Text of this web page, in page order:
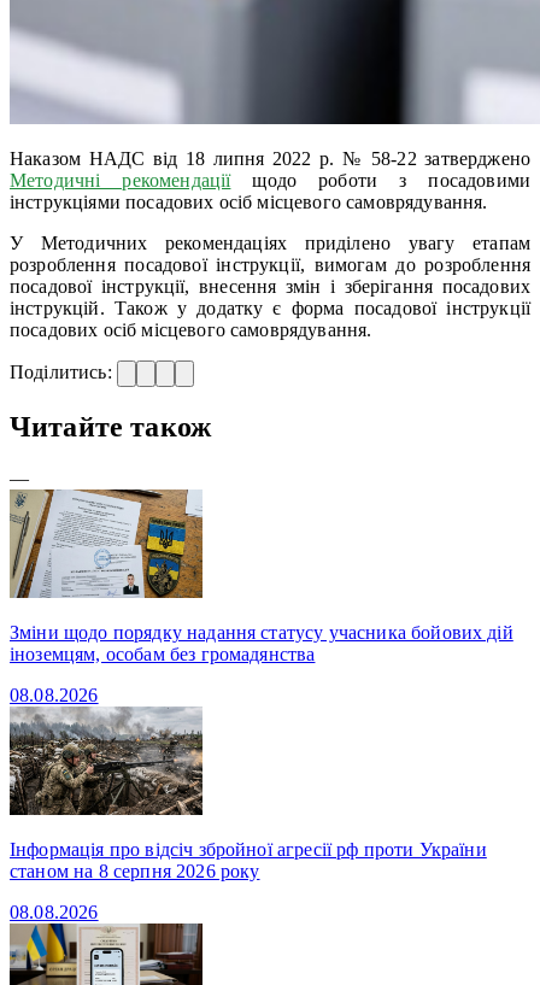
Наказом НАДС від 18 липня 2022 р. № 58-22 затверджено
Методичні рекомендаціїщодо роботи з посадовими
інструкціями посадових осіб місцевого самоврядування.
У Методичних рекомендаціях приділено увагу етапам
розроблення посадової інструкції, вимогам до розроблення
посадової інструкції, внесення змін і зберігання посадових
інструкцій. Також у додатку є форма посадової інструкції
посадових осіб місцевого самоврядування.
Поділитись:
Читайте також
—
Зміни щодо порядку надання статусу учасника бойових дій
іноземцям, особам без громадянства
08.08.2026
Інформація про відсіч збройної агресії рф проти України
станом на 8 серпня 2026 року
08.08.2026